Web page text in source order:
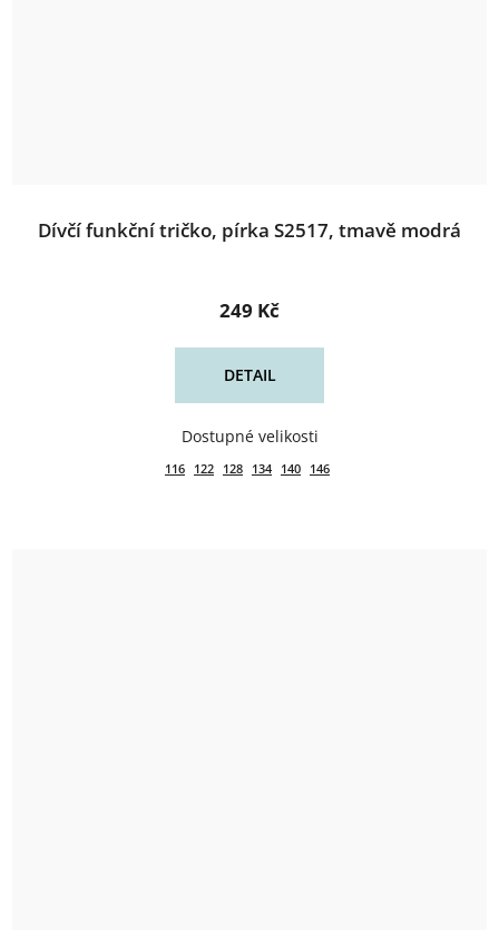
Dívčí funkční tričko, pírka S2517, tmavě modrá
249 Kč
DETAIL
116 122 128 134 140 146